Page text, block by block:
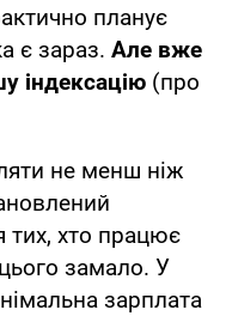
планує
є зараз. Але вже
індексацію (про
не менш ніж
тих, хто працює
замало. У
зарплата